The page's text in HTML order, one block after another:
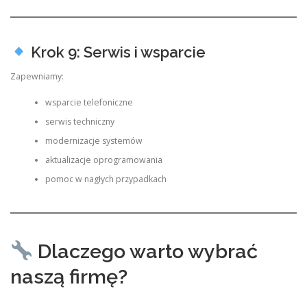
Krok 9: Serwis i wsparcie
Zapewniamy:
wsparcie telefoniczne
serwis techniczny
modernizacje systemów
aktualizacje oprogramowania
pomoc w nagłych przypadkach
Dlaczego warto wybrać
naszą firmę?